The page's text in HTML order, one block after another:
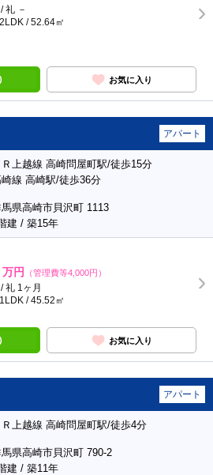
礼 －
/ 52.64㎡
お気に入り
アパート
Ｒ上越線 高崎問屋町駅/徒歩15分
線 高崎駅/徒歩36分
県高崎市貝沢町 1113
建 / 築15年
万円 （管理費等4,000円）
礼 1ヶ月
/ 45.52㎡
お気に入り
アパート
Ｒ上越線 高崎問屋町駅/徒歩4分
県高崎市貝沢町 790-2
建 / 築11年